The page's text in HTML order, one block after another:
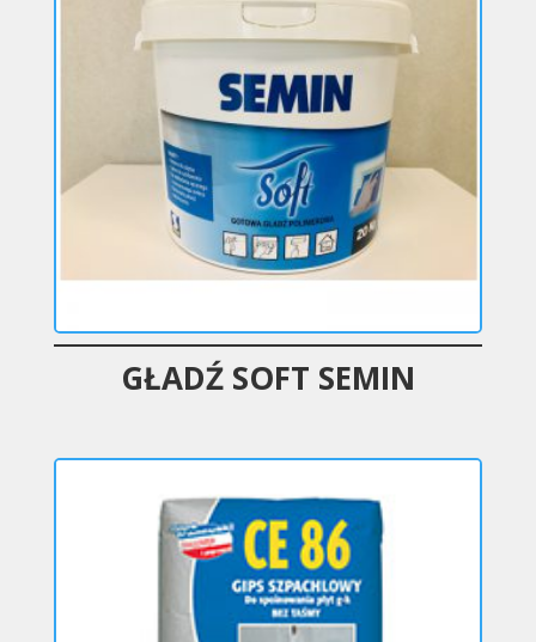
GŁADŹ SOFT SEMIN